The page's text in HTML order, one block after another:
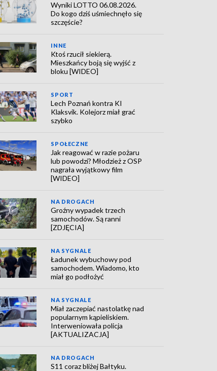
Wyniki LOTTO 06.08.2026.
Do kogo dziś uśmiechnęło się
szczęście?
INNE
Ktoś rzucił siekierą.
Mieszkańcy boją się wyjść z
bloku [WIDEO]
SPORT
Lech Poznań kontra KI
Klaksvik. Kolejorz miał grać
szybko
SPOŁECZNE
Jak reagować w razie pożaru
lub powodzi? Młodzież z OSP
nagrała wyjątkowy film
[WIDEO]
NA DROGACH
Groźny wypadek trzech
samochodów. Są ranni
[ZDJĘCIA]
NA SYGNALE
Ładunek wybuchowy pod
samochodem. Wiadomo, kto
miał go podłożyć
NA SYGNALE
Miał zaczepiać nastolatkę nad
popularnym kąpieliskiem.
Interweniowała policja
[AKTUALIZACJA]
NA DROGACH
S11 coraz bliżej Bałtyku.